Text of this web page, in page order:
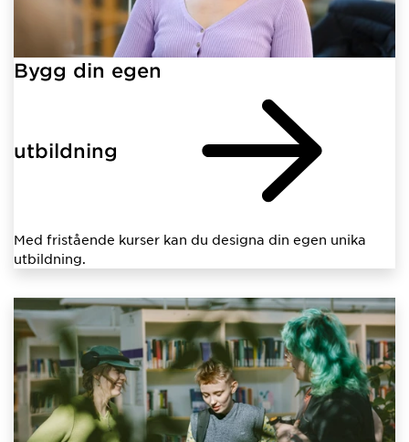
Bygg din egen
utbildning
Med fristående kurser kan du designa din egen unika
utbildning.